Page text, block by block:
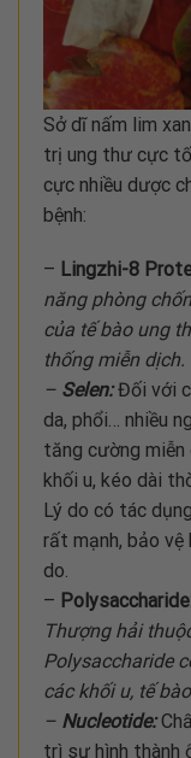
Sở dĩ nấm lim
trị ung thư cực
cực nhiều dược
bệnh:
– Lingzhi-8
năng phòng
của tế bào ung
thống miễn dịch.
– Selen:Đối với
da, phổi… nhiều
tăng cường
khối u, kéo dài
Lý do có tác
rất mạnh, bảo vệ
do.
–
Thượng hải
Polysaccharide
các khối u, tế
– Nucleotide:
trì sự hình thành